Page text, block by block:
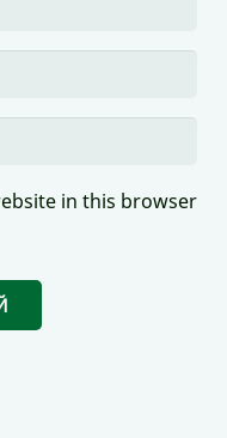
in this browser